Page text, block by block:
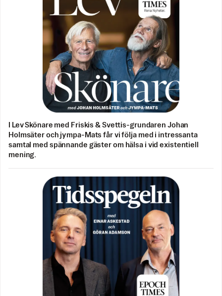
I Lev Skönare med Friskis & Svettis-grundaren Johan
Holmsäter och jympa-Mats får vi följa med i intressanta
samtal med spännande gäster om hälsa i vid existentiell
mening.